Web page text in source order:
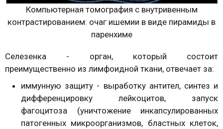
Компьютерная томография с внутривенным
контрастированием: очаг ишемии в виде пирамиды в
паренхиме
Селезенка - орган, который состоит
преимущественно из лимфоидной ткани, отвечает за:
иммунную защиту - выработку антител, синтез и
дифференцировку лейкоцитов, запуск
фагоцитоза (уничтожение инкапсулированных
патогенных микроорганизмов, бластных клеток,